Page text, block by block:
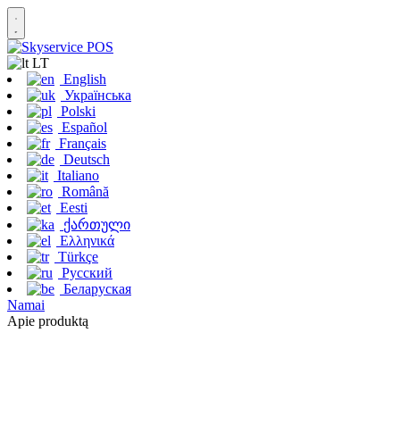
LT
English
Українська
Polski
Español
Français
Deutsch
Italiano
Română
Eesti
ქართული
Ελληνικά
Türkçe
Русский
Беларуская
Namai
Apie produktą